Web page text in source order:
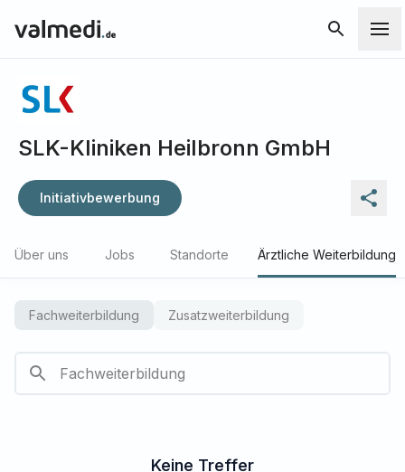
SLK-Kliniken Heilbronn GmbH
Initiativbewerbung
Über uns Jobs Standorte Ärztliche Weiterbildung
Fachweiterbildung Zusatzweiterbildung
Keine Treffer